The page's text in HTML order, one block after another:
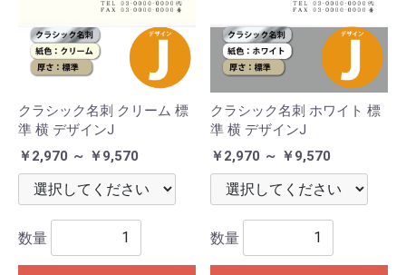
クラシック名刺 クリーム 標
準 横 デザインJ
￥2,970 ～ ￥9,570
数量
クラシック名刺 ホワイト 標
準 横 デザインJ
￥2,970 ～ ￥9,570
数量